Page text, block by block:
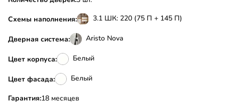
Схемы наполнения: 3.1 ШК: 220 (75 П + 145 П)
Дверная система: Aristo Nova
Цвет корпуса: Белый
Цвет фасада: Белый
Гарантия:18 месяцев